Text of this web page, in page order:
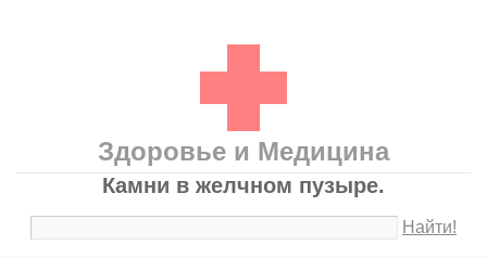
Здоровье и Медицина
Камни в желчном пузыре.
Найти!